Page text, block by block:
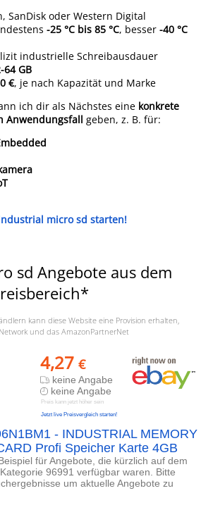
SanDisk oder Western Digital
-25 °C bis 85 °C, besser -40 °C
industrielle Schreibausdauer
64 GB
€, je nach Kapazität und Marke
ich dir als Nächstes eine konkrete
Anwendungsfall geben, z. B. für:
micro sd starten!
sd Angebote aus dem
kann diese Website eine Provision erhalten,
und das AmazonPartnerNet
4,27 €
keine Angabe
keine Angabe
Preis kann jetzt höher sein
Jetzt live Preisvergleich starten!
- INDUSTRIAL MEMORY
Profi Speicher Karte 4GB
für Angebote, die kürzlich auf dem
96991 verfügbar waren. Bitte
um aktuelle Angebote zu